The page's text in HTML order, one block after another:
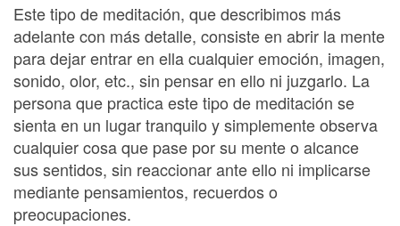
Este tipo de meditación, que describimos más
adelante con más detalle, consiste en abrir la mente
para dejar entrar en ella cualquier emoción, imagen,
sonido, olor, etc., sin pensar en ello ni juzgarlo. La
persona que practica este tipo de meditación se
sienta en un lugar tranquilo y simplemente observa
cualquier cosa que pase por su mente o alcance
sus sentidos, sin reaccionar ante ello ni implicarse
mediante pensamientos, recuerdos o
preocupaciones.